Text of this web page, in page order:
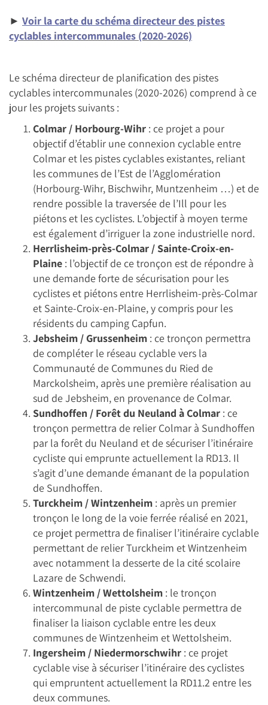
► Voir la carte du schéma directeur des pistes
cyclables intercommunales (2020-2026)
Le schéma directeur de planification des pistes
cyclables intercommunales (2020-2026) comprend à ce
jour les projets suivants :
Colmar / Horbourg-Wihr : ce projet a pour
objectif d’établir une connexion cyclable entre
Colmar et les pistes cyclables existantes, reliant
les communes de l’Est de l’Agglomération
(Horbourg-Wihr, Bischwihr, Muntzenheim …) et de
rendre possible la traversée de l’Ill pour les
piétons et les cyclistes. L’objectif à moyen terme
est également d’irriguer la zone industrielle nord.
Herrlisheim-près-Colmar / Sainte-Croix-en-
Plaine : l’objectif de ce tronçon est de répondre à
une demande forte de sécurisation pour les
cyclistes et piétons entre Herrlisheim-près-Colmar
et Sainte-Croix-en-Plaine, y compris pour les
résidents du camping Capfun.
Jebsheim / Grussenheim : ce tronçon permettra
de compléter le réseau cyclable vers la
Communauté de Communes du Ried de
Marckolsheim, après une première réalisation au
sud de Jebsheim, en provenance de Colmar.
Sundhoffen / Forêt du Neuland à Colmar : ce
tronçon permettra de relier Colmar à Sundhoffen
par la forêt du Neuland et de sécuriser l’itinéraire
cycliste qui emprunte actuellement la RD13. Il
s’agit d’une demande émanant de la population
de Sundhoffen.
Turckheim / Wintzenheim : après un premier
tronçon le long de la voie ferrée réalisé en 2021,
ce projet permettra de finaliser l’itinéraire cyclable
permettant de relier Turckheim et Wintzenheim
avec notamment la desserte de la cité scolaire
Lazare de Schwendi.
Wintzenheim / Wettolsheim : le tronçon
intercommunal de piste cyclable permettra de
finaliser la liaison cyclable entre les deux
communes de Wintzenheim et Wettolsheim.
Ingersheim / Niedermorschwihr : ce projet
cyclable vise à sécuriser l’itinéraire des cyclistes
qui empruntent actuellement la RD11.2 entre les
deux communes.